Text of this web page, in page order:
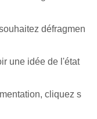
défragmen
une idée de l'état
cliquez s